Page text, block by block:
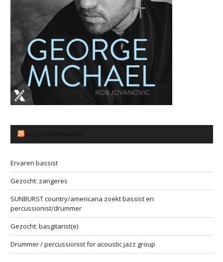
Ervaren bassist
Gezocht: zangeres
SUNBURST country/americana zoekt bassist en
percussionist/drummer
Gezocht: basgitarist(e)
Drummer / percussionist for acoustic jazz group